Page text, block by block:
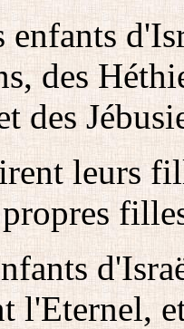
enfants
des
des
leurs
l'Eternel,